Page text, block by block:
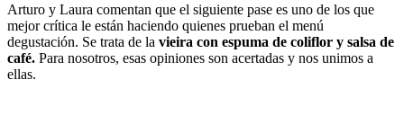
Arturo y Laura comentan que el siguiente pase es uno de los que
mejor crítica le están haciendo quienes prueban el menú
degustación. Se trata de la vieira con espuma de coliflor y salsa de
café. Para nosotros, esas opiniones son acertadas y nos unimos a
ellas.